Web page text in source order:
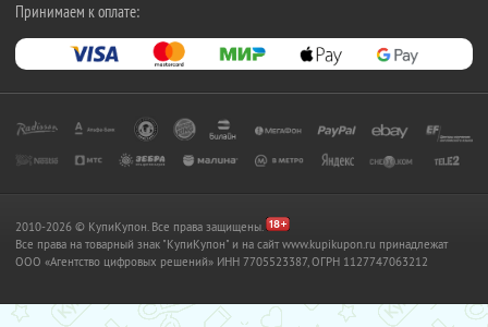
Принимаем к оплате:
2010-2026 © КупиКупон. Все права защищены.
Все права на товарный знак "КупиКупон" и на сайт www.kupikupon.ru принадлежат
OOO «Агентство цифровых решений» ИНН 7705523387, ОГРН 1127747063212